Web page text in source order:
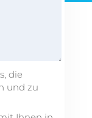
die
und zu